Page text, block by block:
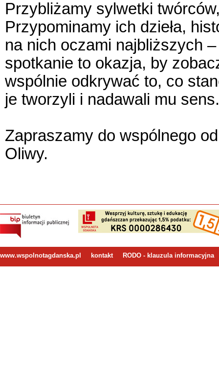
Przybliżamy sylwetki
Przypominamy ich dzieła,
na nich oczami najbliższych
spotkanie to okazja, by
wspólnie odkrywać to, co
je tworzyli i nadawali mu sens.
Zapraszamy do wspólnego
Oliwy.
www.wspolnotagdanska.pl kontakt RODO - klauzula informacyjna